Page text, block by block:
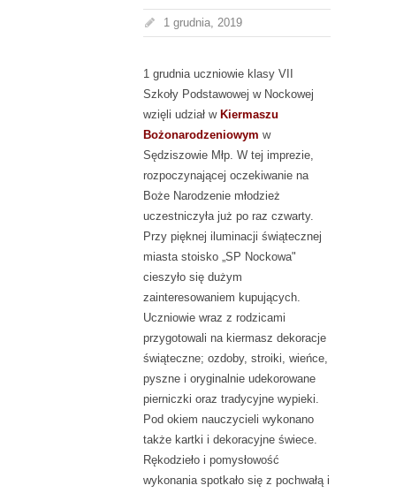
1 grudnia, 2019
1 grudnia uczniowie klasy VII
Szkoły Podstawowej w Nockowej
wzięli udział w Kiermaszu
Bożonarodzeniowym w
Sędziszowie Młp. W tej imprezie,
rozpoczynającej oczekiwanie na
Boże Narodzenie młodzież
uczestniczyła już po raz czwarty.
Przy pięknej iluminacji świątecznej
miasta stoisko „SP Nockowa"
cieszyło się dużym
zainteresowaniem kupujących.
Uczniowie wraz z rodzicami
przygotowali na kiermasz dekoracje
świąteczne; ozdoby, stroiki, wieńce,
pyszne i oryginalnie udekorowane
pierniczki oraz tradycyjne wypieki.
Pod okiem nauczycieli wykonano
także kartki i dekoracyjne świece.
Rękodzieło i pomysłowość
wykonania spotkało się z pochwałą i